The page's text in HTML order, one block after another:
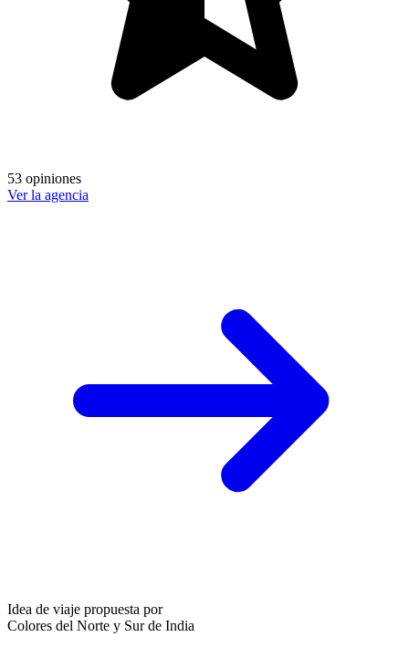
53 opiniones
Ver la agencia
Idea de viaje propuesta por
Colores del Norte y Sur de India